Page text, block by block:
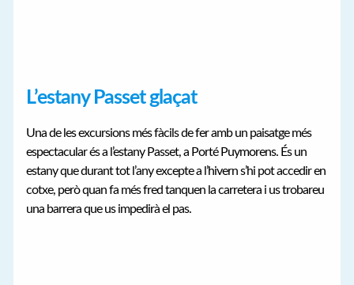
L’estany Passet glaçat
Una de les excursions més fàcils de fer amb un paisatge més
espectacular és a l’estany Passet, a Porté Puymorens. És un
estany que durant tot l’any excepte a l’hivern s’hi pot accedir en
cotxe, però quan fa més fred tanquen la carretera i us trobareu
una barrera que us impedirà el pas.